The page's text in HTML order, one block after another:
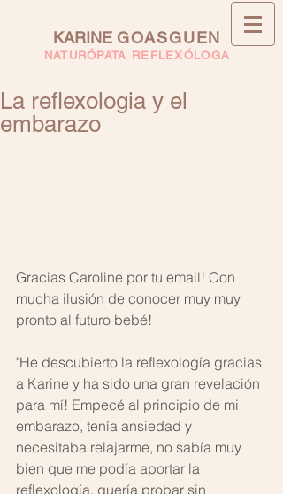
KARINE GOASGUEN
NATURÓPATA REFLEXÓLOGA
La reflexologia y el
embarazo
Gracias Caroline por tu email! Con
mucha ilusión de conocer muy muy
pronto al futuro bebé!
"He descubierto la reflexología gracias
a Karine y ha sido una gran revelación
para mí! Empecé al principio de mi
embarazo, tenía ansiedad y
necesitaba relajarme, no sabía muy
bien que me podía aportar la
reflexología, quería probar sin